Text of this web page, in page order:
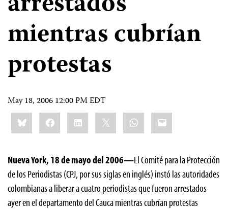
mientras cubrían
protestas
May 18, 2006 12:00 PM EDT
Share
this:BlueskyFacebookLinkedIn WhatsApp
Email
Nueva York, 18 de mayo del 2006—El Comité para la Protección
de los Periodistas (CPJ, por sus siglas en inglés) instó las autoridades
colombianas a liberar a cuatro periodistas que fueron arrestados
ayer en el departamento del Cauca mientras cubrían protestas